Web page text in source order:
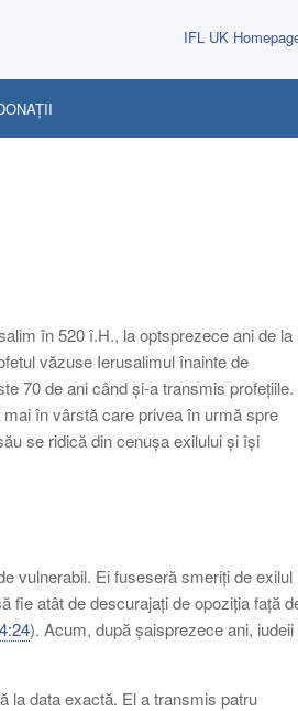
IFL UK
în 520 î.H., la optsprezece ani de la
văzuse Ierusalimul înainte de
70 de ani când și-a transmis profețiile.
în vârstă care privea în urmă spre
se ridică din cenușa exilului și își
vulnerabil. Ei fuseseră smeriți de exilul
fie atât de descurajați de opoziția față
). Acum, după șaisprezece ani, iudeii
la data exactă. El a transmis patru